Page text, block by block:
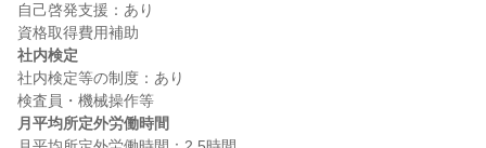
自己啓発支援：あり
社内検定
社内検定等の制度：あり
月平均所定外労働時間